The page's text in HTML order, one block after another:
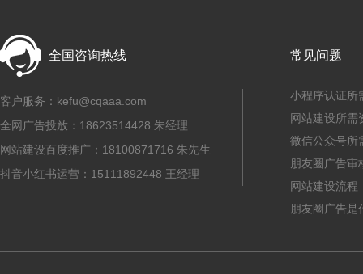
全国咨询热线
客户服务：kefu@cqaaa.com
全网广告投放：18623514428 朱经理
网站建设百度推广：18100871716 朱先生
抖音小红书运营：15111892448 王经理
常见问题
小程序认证所
网站建设所需
微信公众号所
朋友圈广告审
网站建设流程
朋友圈广告是